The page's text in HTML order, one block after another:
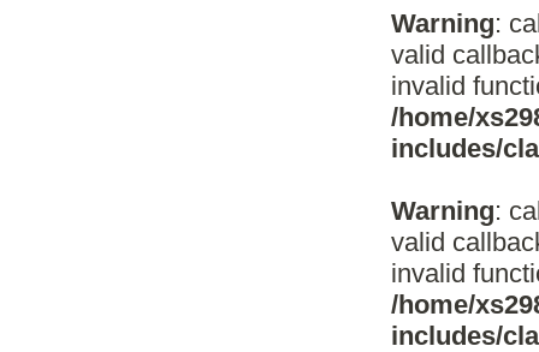
Warning:
valid
invalid
/home/
includes/
Warning:
valid
invalid
/home/
includes/